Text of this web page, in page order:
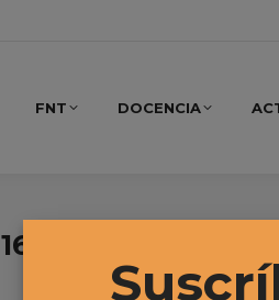
FNT DOCENCIA
16 octubre, 2017